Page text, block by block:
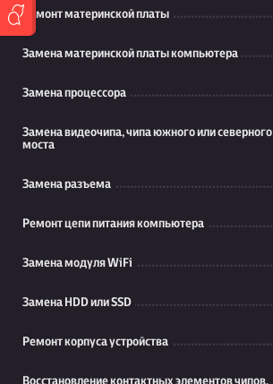
Ремонт материнской платы
Замена материнской платы компьютера
Замена процессора
Замена видеочипа, чипа южного или северного
моста
Замена разъема
Ремонт цепи питания компьютера
Замена модуля WiFi
Замена HDD или SSD
Ремонт корпуса устройства
Восстановление контактных элементов чипов,